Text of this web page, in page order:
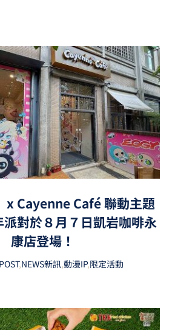
x Cayenne Café 聯動主題
對於８月７日凱岩咖啡永
康店登場！
,NEWS新訊,動漫IP,限定活動